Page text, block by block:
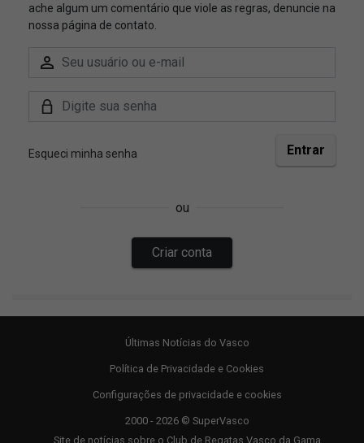
Últimas Notícias do Vasco
Política de Privacidade e Cookies
Configurações de privacidade e cookies
2000 - 2026 © SuperVasco
Site de notícias sobre o Club de Regatas Vasco da Gama